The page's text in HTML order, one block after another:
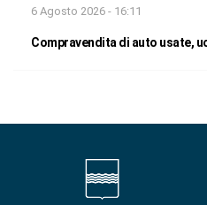
6 Agosto 2026 - 16:11
Compravendita di auto usate,